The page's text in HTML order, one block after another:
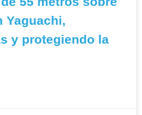
Yaguachi,
y protegiendo la